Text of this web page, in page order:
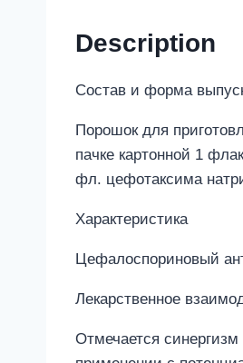
внутривенного
внутримышечного
quantity
Description
Состав и форма
Порошок для
пачке картонной 1
фл. цефотаксима
Характеристика
Цефалоспориновый
Лекарственное
Отмечается